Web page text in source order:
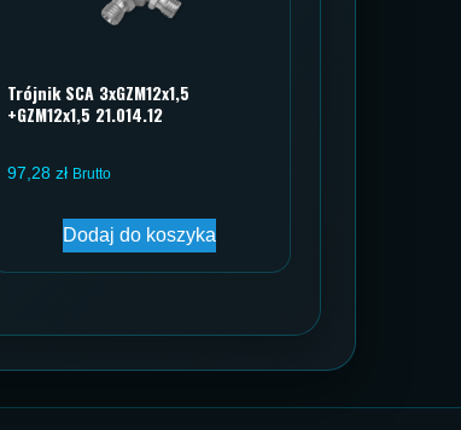
Trójnik SCA 3xGZM12x1,5
+GZM12x1,5 21.014.12
97,28 zł Brutto
Dodaj do koszyka